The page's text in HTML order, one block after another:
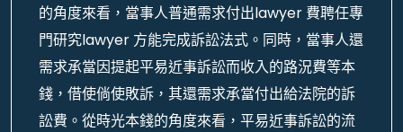
的角度來看，當事人普通需求付出lawyer 費聘任專
門研究lawyer 方能完成訴訟法式。同時，當事人還
需求承當因提起平易近事訴訟而收入的路況費等本
錢，借使倘使敗訴，其還需求承當付出給法院的訴
訟費。從時光本錢的角度來看，平易近事訴訟的流